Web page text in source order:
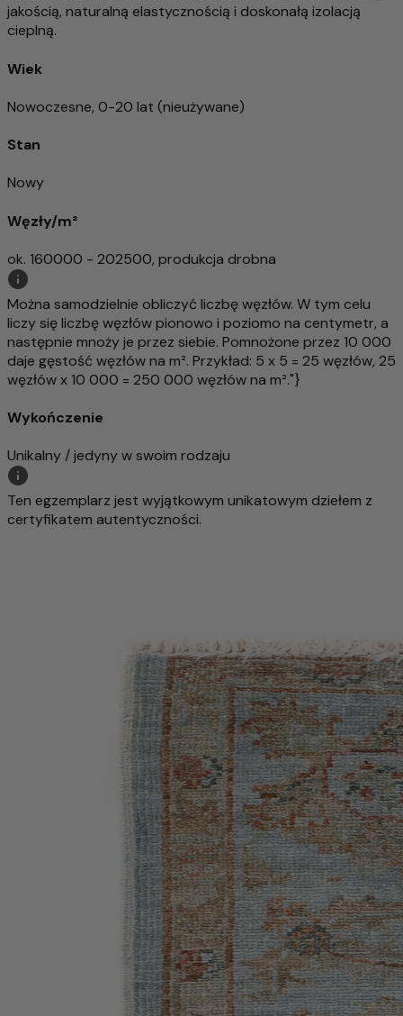
jakością, naturalną elastycznością i doskonałą izolacją
cieplną.
Wiek
Nowoczesne, 0-20 lat (nieużywane)
Stan
Nowy
Węzły/m²
ok. 160000 - 202500, produkcja drobna
Można samodzielnie obliczyć liczbę węzłów. W tym celu
liczy się liczbę węzłów pionowo i poziomo na centymetr, a
następnie mnoży je przez siebie. Pomnożone przez 10 000
daje gęstość węzłów na m². Przykład: 5 x 5 = 25 węzłów, 25
węzłów x 10 000 = 250 000 węzłów na m²."}
Wykończenie
Unikalny / jedyny w swoim rodzaju
Ten egzemplarz jest wyjątkowym unikatowym dziełem z
certyfikatem autentyczności.